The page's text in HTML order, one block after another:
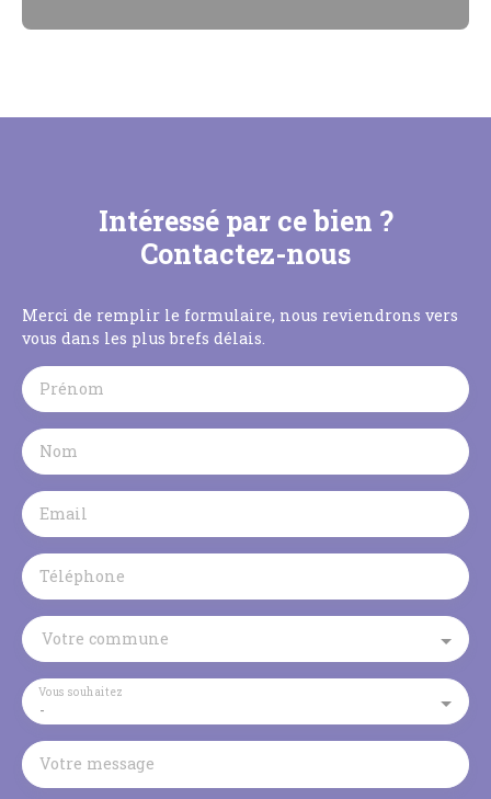
Intéressé par ce bien ?
Contactez-nous
Merci de remplir le formulaire, nous reviendrons vers
vous dans les plus brefs délais.
Prénom
Nom
Email
Téléphone
Votre commune
-
Vous souhaitez
Votre message